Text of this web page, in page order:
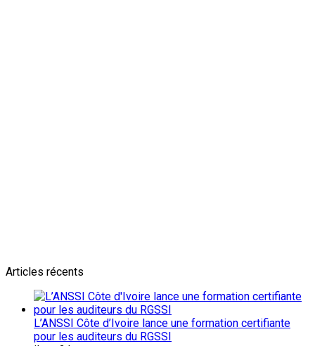
Articles récents
L’ANSSI Côte d’Ivoire lance une formation certifiante
pour les auditeurs du RGSSI